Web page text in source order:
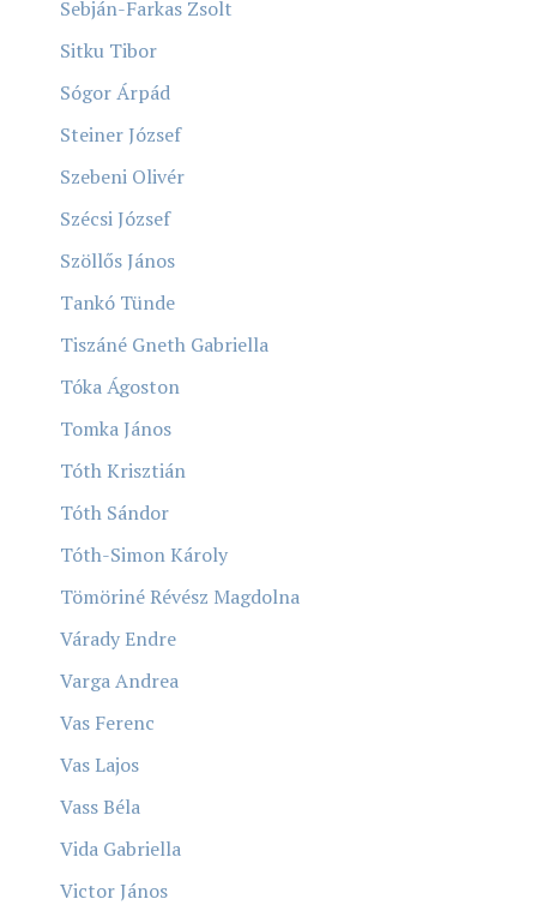
Sebján-Farkas Zsolt
Sitku Tibor
Sógor Árpád
Steiner József
Szebeni Olivér
Szécsi József
Szöllős János
Tankó Tünde
Tiszáné Gneth Gabriella
Tóka Ágoston
Tomka János
Tóth Krisztián
Tóth Sándor
Tóth-Simon Károly
Tömöriné Révész Magdolna
Várady Endre
Varga Andrea
Vas Ferenc
Vas Lajos
Vass Béla
Vida Gabriella
Victor János